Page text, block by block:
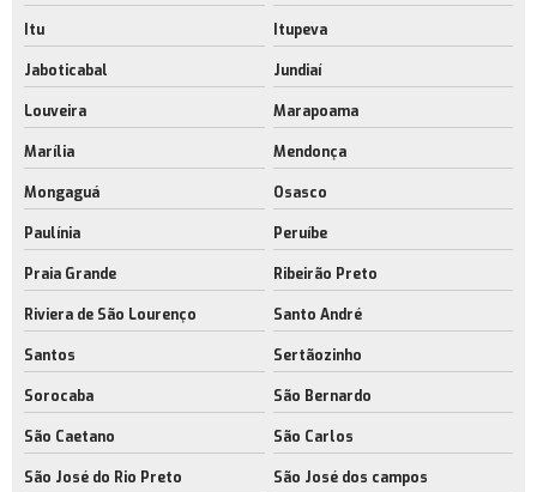
Construção de galpões personalizados
Construtora de galpões logísticos
Empresa de galpões para alugar
Galpão com área de manobra
Empresa de galpão com área de manobra
Galpão com área de manobra no rio de janeiro
Empresa de galpão estrutura metálica preço m2
Galpão industrial com energia solar rj
Galpão logístico para e commerce rj
Itu Itupeva
Jaboticabal Jundiaí
Louveira Marapoama
Marília Mendonça
Mongaguá Osasco
Paulínia Peruíbe
Praia Grande Ribeirão Preto
Riviera de São Lourenço Santo André
Santos Sertãozinho
Sorocaba São Bernardo
São Caetano São Carlos
São José do Rio Preto São José dos campos